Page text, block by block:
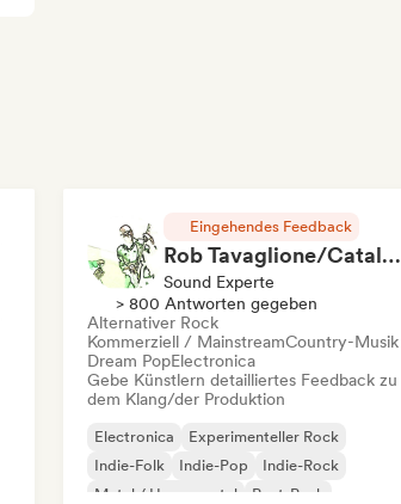
Eingehendes Feedback
Rob Tavaglione/Catalyst Recording
Sound Experte
> 800 Antworten gegeben
Alternativer Rock
Kommerziell / MainstreamCountry-Musik
Dream PopElectronica
Gebe Künstlern detailliertes Feedback zu
dem Klang/der Produktion
Electronica
Experimenteller Rock
Indie-Folk
Indie-Pop
Indie-Rock
Metal / Heavy metal
Post-Punk